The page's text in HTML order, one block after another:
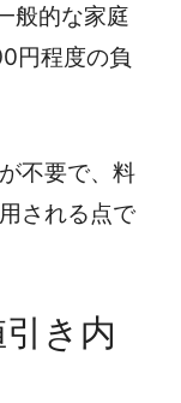
般的な家庭
円程度の負
不要で、料
される点で
き内